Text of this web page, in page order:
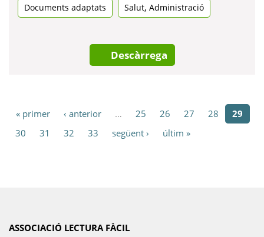
una
pestanya
Documents adaptats Salut, Administració
Descàrrega
« primer ‹ anterior … 25 26 27 28
29
30
31 32 33 següent › últim »
ASSOCIACIÓ LECTURA FÀCIL